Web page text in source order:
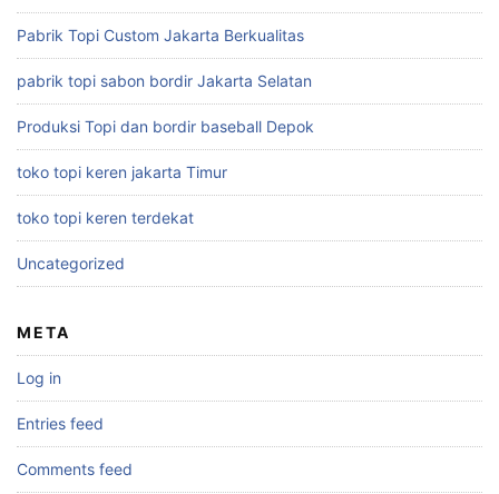
Pabrik Topi Custom Jakarta Berkualitas
pabrik topi sabon bordir Jakarta Selatan
Produksi Topi dan bordir baseball Depok
toko topi keren jakarta Timur
toko topi keren terdekat
Uncategorized
META
Log in
Entries feed
Comments feed